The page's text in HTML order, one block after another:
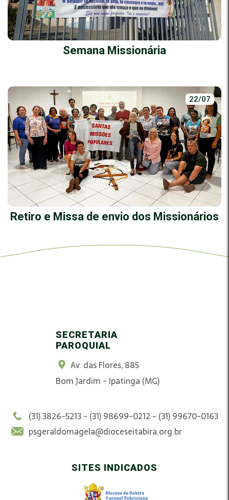
Semana Missionária
22/07
Retiro e Missa de envio dos Missionários
SECRETARIA
PAROQUIAL
Av. das Flores, 885
Bom Jardim - Ipatinga (MG)
(31) 3826-5213 - (31) 98699-0212 - (31) 99670-0163
psgeraldomagela@dioceseitabira.org.br
SITES INDICADOS